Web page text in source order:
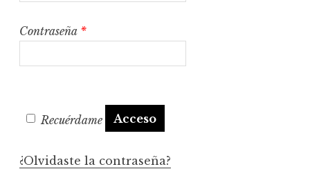
Contraseña *Obligatorio
Recuérdame Acceso
¿Olvidaste la contraseña?